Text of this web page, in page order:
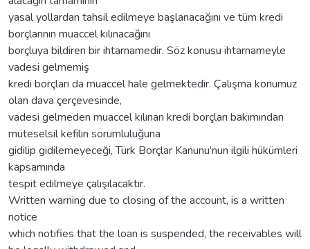
yasal yollardan tahsil edilmeye başlanacağını ve tüm kredi
borçlarının muaccel kılınacağını
borçluya bildiren bir ihtarnamedir. Söz konusu ihtarnameyle
vadesi gelmemiş
kredi borçları da muaccel hale gelmektedir. Çalışma konumuz
olan dava çerçevesinde,
vadesi gelmeden muaccel kılınan kredi borçları bakımından
müteselsil kefilin sorumluluğuna
gidilip gidilemeyeceği, Türk Borçlar Kanunu’nun ilgili hükümleri
kapsamında
tespit edilmeye çalışılacaktır.
Written warning due to closing of the account, is a written
notice
which notifies that the loan is suspended, the receivables will